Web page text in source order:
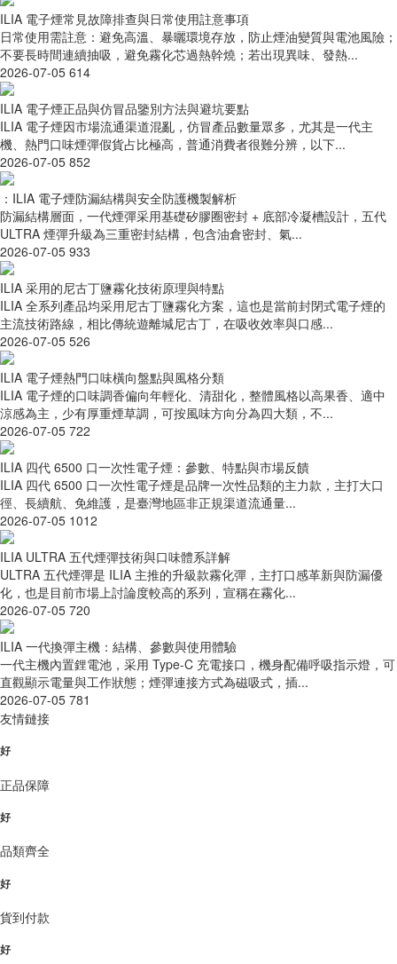
ILIA 電子煙常見故障排查與日常使用註意事項
日常使用需註意：避免高溫、暴曬環境存放，防止煙油變質與電池風險；
不要長時間連續抽吸，避免霧化芯過熱幹燒；若出現異味、發熱...
2026-07-05 614
ILIA 電子煙正品與仿冒品鑒別方法與避坑要點
ILIA 電子煙因市場流通渠道混亂，仿冒產品數量眾多，尤其是一代主
機、熱門口味煙彈假貨占比極高，普通消費者很難分辨，以下...
2026-07-05 852
：ILIA 電子煙防漏結構與安全防護機製解析
防漏結構層面，一代煙彈采用基礎矽膠圈密封 + 底部冷凝槽設計，五代
ULTRA 煙彈升級為三重密封結構，包含油倉密封、氣...
2026-07-05 933
ILIA 采用的尼古丁鹽霧化技術原理與特點
ILIA 全系列產品均采用尼古丁鹽霧化方案，這也是當前封閉式電子煙的
主流技術路線，相比傳統遊離堿尼古丁，在吸收效率與口感...
2026-07-05 526
ILIA 電子煙熱門口味橫向盤點與風格分類
ILIA 電子煙的口味調香偏向年輕化、清甜化，整體風格以高果香、適中
涼感為主，少有厚重煙草調，可按風味方向分為四大類，不...
2026-07-05 722
ILIA 四代 6500 口一次性電子煙：參數、特點與市場反饋
ILIA 四代 6500 口一次性電子煙是品牌一次性品類的主力款，主打大口
徑、長續航、免維護，是臺灣地區非正規渠道流通量...
2026-07-05 1012
ILIA ULTRA 五代煙彈技術與口味體系詳解
ULTRA 五代煙彈是 ILIA 主推的升級款霧化彈，主打口感革新與防漏優
化，也是目前市場上討論度較高的系列，宣稱在霧化...
2026-07-05 720
ILIA 一代換彈主機：結構、參數與使用體驗
一代主機內置鋰電池，采用 Type-C 充電接口，機身配備呼吸指示燈，可
直觀顯示電量與工作狀態；煙彈連接方式為磁吸式，插...
2026-07-05 781
友情鏈接
好
正品保障
好
品類齊全
好
貨到付款
好